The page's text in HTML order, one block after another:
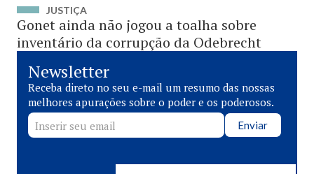
JUSTIÇA
Gonet ainda não jogou a toalha sobre
inventário da corrupção da Odebrecht
Newsletter
Receba direto no seu e-mail um resumo das nossas
melhores apurações sobre o poder e os poderosos.
Enviar